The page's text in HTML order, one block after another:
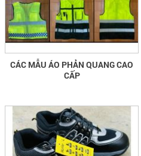
CÁC MẪU ÁO PHẢN QUANG CAO
CẤP